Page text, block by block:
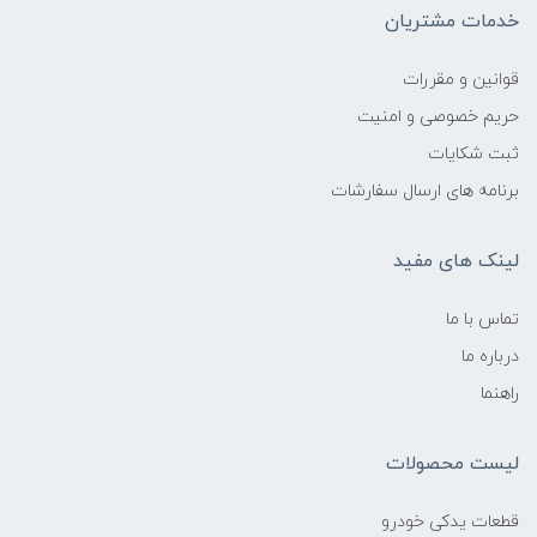
خدمات مشتریان
قوانین و مقررات
حریم خصوصی و امنیت
ثبت شکایات
برنامه های ارسال سفارشات
لینک های مفید
تماس با ما
درباره ما
راهنما
لیست محصولات
قطعات یدکی خودرو